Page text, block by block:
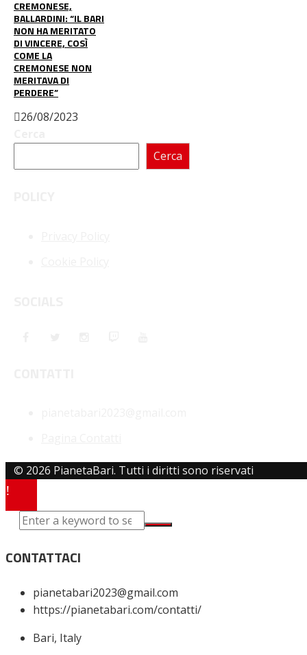
CREMONESE,
BALLARDINI: “IL BARI
NON HA MERITATO
DI VINCERE, COSÌ
COME LA
CREMONESE NON
MERITAVA DI
PERDERE”
26/08/2023
Cerca
© 2026 PianetaBari. Tutti i diritti sono riservati
CONTATTACI
pianetabari2023@gmail.com
https://pianetabari.com/contatti/
Bari, Italy